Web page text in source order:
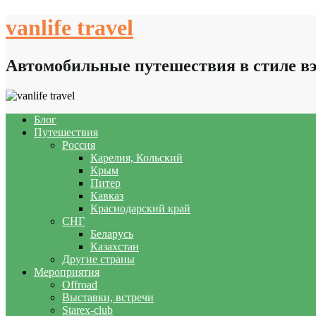
to
vanlife travel
Автомобильные путешествия в стиле
Блог
Путешествия
Россия
Карелия, Кольский
Крым
Питер
Кавказ
Краснодарский край
СНГ
Беларусь
Казахстан
Другие страны
Мероприятия
Offroad
Выставки, встречи
Starex-club